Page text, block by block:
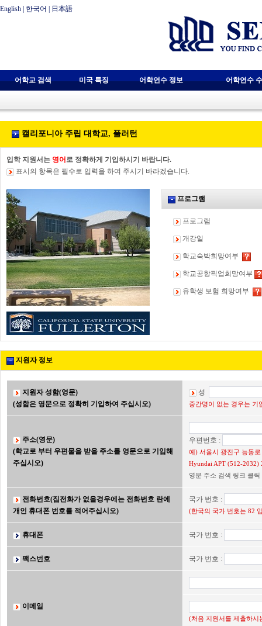
English 한국어 日本語
어학교 검색 미국 특징 어학연수 정보 어학연수
캘리포니아 주립 대학교, 풀러턴
입학 지원서는 영어 로 정확하게 기입하시기 바랍니다.
표시의 항목은 필수로 입력을 하여 주시기 바라겠습니다.
프로그램
프로그램
개강일
학교숙박희망여부
학교공항픽업희망여부
유학생 보험 희망여부
지원자 정보
지원자 성함(영문)
(성함은 영문으로 정확히 기입하여 주십시오)
성
중간명이 없는 경우는 기
주소(영문)
(학교로 부터 우편물을 받을 주소를 영문으로 기입해
주십시오)
우편번호 :
예) 서울시 광진구 능동
Hyundai APT (512-2032)
영문 주소 검색 링크 클릭
전화번호(집전화가 없을경우에는 전화번호 란에
개인 휴대폰 번호를 적어주십시오)
국가 번호 :
(한국의 국가 번호는 82
휴대폰 국가 번호 :
팩스번호 국가 번호 :
이메일
(처음 지원서를 제출하시